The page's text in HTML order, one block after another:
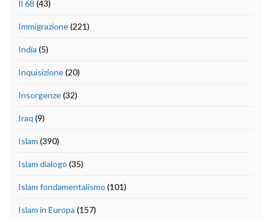
Il 68 (43)
Immigrazione(221)
India (5)
Inquisizione(20)
Insorgenze(32)
Iraq (9)
Islam (390)
Islam dialogo (35)
Islam fondamentalismo (101)
Islam in Europa (157)